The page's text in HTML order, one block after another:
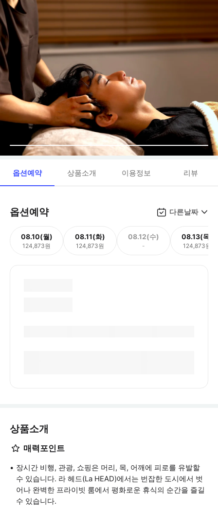
옵션예약 상품소개 이용정보 리뷰
옵션예약 다른날짜
08.10(월)
124,873원
08.11(화)
124,873원
08.12(수)
-
08.13(목)
124,873원
상품소개
매력포인트
장시간 비행, 관광, 쇼핑은 머리, 목, 어깨에 피로를 유발할
수 있습니다. 라 헤드(La HEAD)에서는 번잡한 도시에서 벗
어나 완벽한 프라이빗 룸에서 평화로운 휴식의 순간을 즐길
수 있습니다.